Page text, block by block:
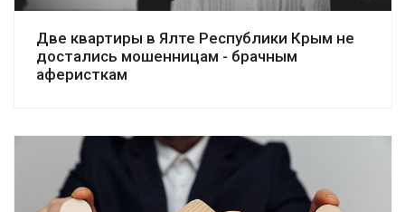
Две квартиры в Ялте Республики Крым не
достались мошенницам - брачным
аферисткам